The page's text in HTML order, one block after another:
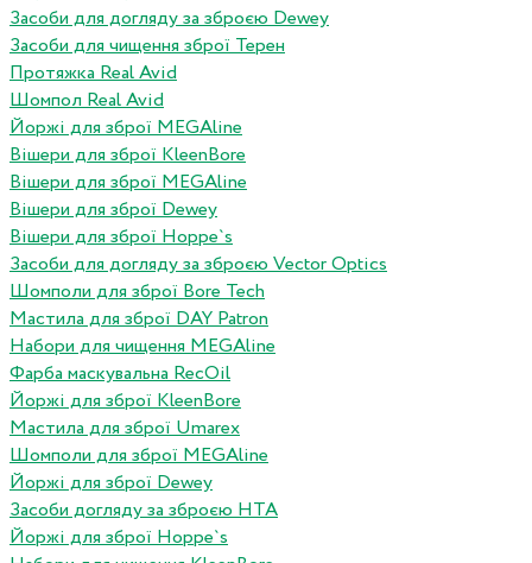
Засоби для догляду за зброєю Dewey
Засоби для чищення зброї Терен
Протяжка Real Avid
Шомпол Real Avid
Йоржі для зброї MEGAline
Вішери для зброї KleenBore
Вішери для зброї MEGAline
Вішери для зброї Dewey
Вішери для зброї Hoppe`s
Засоби для догляду за зброєю Vector Optics
Шомполи для зброї Bore Tech
Мастила для зброї DAY Patron
Набори для чищення MEGAline
Фарба маскувальна RecOil
Йоржі для зброї KleenBore
Мастила для зброї Umarex
Шомполи для зброї MEGAline
Йоржі для зброї Dewey
Засоби догляду за зброєю HTA
Йоржі для зброї Hoppe`s